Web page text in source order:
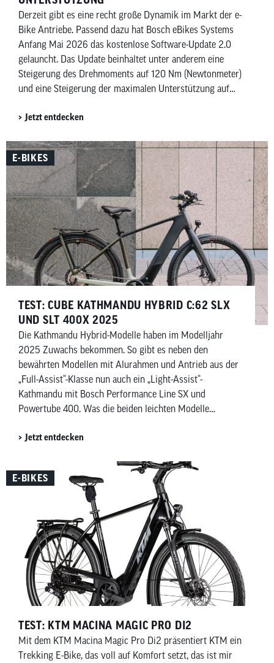
Derzeit gibt es eine recht große Dynamik im Markt der e-
Bike Antriebe. Passend dazu hat Bosch eBikes Systems
Anfang Mai 2026 das kostenlose Software-Update 2.0
gelauncht. Das Update beinhaltet unter anderem eine
Steigerung des Drehmoments auf 120 Nm (Newtonmeter)
und eine Steigerung der maximalen Unterstützung auf
Jetzt entdecken
E-BIKES
TEST: CUBE KATHMANDU HYBRID C:62 SLX
UND SLT 400X 2025
Die Kathmandu Hybrid-Modelle haben im Modelljahr
2025 Zuwachs bekommen. So gibt es neben den
bewährten Modellen mit Alurahmen und Antrieb aus der
„Full-Assist“-Klasse nun auch ein „Light-Assist“-
Kathmandu mit Bosch Performance Line SX und
Powertube 400. Was die beiden leichten Modelle
diesem Beitrag.
Jetzt entdecken
E-BIKES
TEST: KTM MACINA MAGIC PRO DI2
Mit dem KTM Macina Magic Pro Di2 präsentiert KTM ein
Trekking E-Bike, das voll auf Komfort setzt, das ist mir